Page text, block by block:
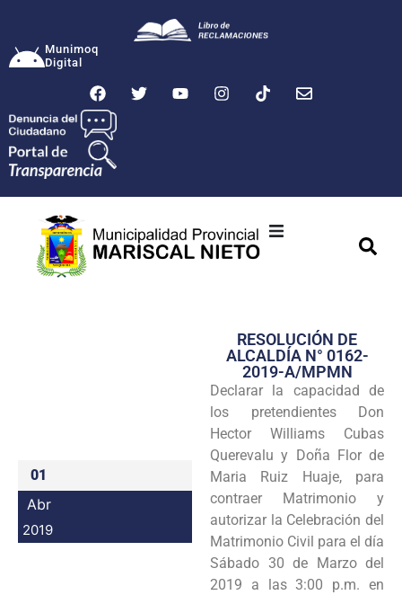
Munimoq
Digital
Transparencia
Seguridad
Programas
Intranet
01
Abr
2019
RESOLUCIÓN DE
ALCALDÍA N° 0162-
2019-A/MPMN
Declarar la capacidad de
los pretendientes Don
Hector Williams Cubas
Querevalu y Doña Flor de
Maria Ruiz Huaje, para
contraer Matrimonio y
autorizar la Celebración del
Matrimonio Civil para el día
Sábado 30 de Marzo del
2019 a las 3:00 p.m. en